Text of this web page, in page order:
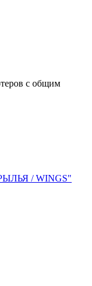
с общим
/ WINGS"